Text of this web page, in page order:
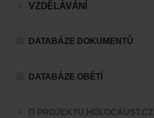
VZDĚLÁVÁNÍ
DATABÁZE DOKUMENTŮ
DATABÁZE OBĚTÍ
O PROJEKTU HOLOCAUST.CZ